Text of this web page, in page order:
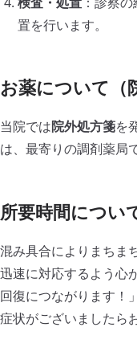
置を行います。
お薬について（
当院では院外処方箋を
は、最寄りの調剤薬局
所要時間につい
混み具合によりまちま
迅速に対応するよう心
回復につながります！
症状がございましたら